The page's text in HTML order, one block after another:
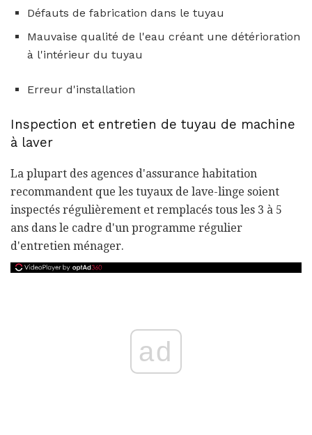
Défauts de fabrication dans le tuyau
Mauvaise qualité de l'eau créant une détérioration
à l'intérieur du tuyau
Erreur d'installation
Inspection et entretien de tuyau de machine
à laver
La plupart des agences d'assurance habitation
recommandent que les tuyaux de lave-linge soient
inspectés régulièrement et remplacés tous les 3 à 5
ans dans le cadre d'un programme régulier
d'entretien ménager.
ad